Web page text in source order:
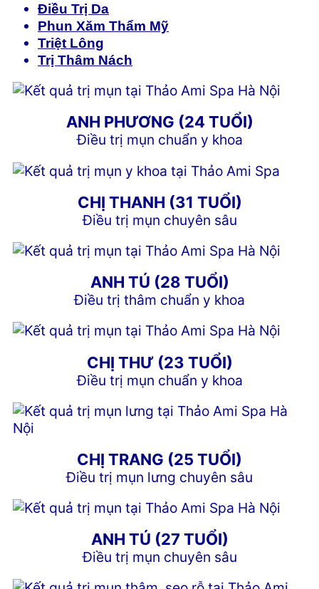
Điều Trị Da
Phun Xăm Thẩm Mỹ
Triệt Lông
Trị Thâm Nách
ANH PHƯƠNG (24 TUỔI)
Điều trị mụn chuẩn y khoa
CHỊ THANH (31 TUỔI)
Điều trị mụn chuyên sâu
ANH TÚ (28 TUỔI)
Điều trị thâm chuẩn y khoa
CHỊ THƯ (23 TUỔI)
Điều trị mụn chuẩn y khoa
CHỊ TRANG (25 TUỔI)
Điều trị mụn lưng chuyên sâu
ANH TÚ (27 TUỔI)
Điều trị mụn chuyên sâu